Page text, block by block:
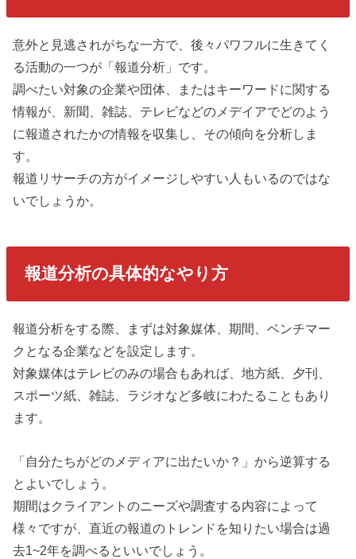
意外と見逃されがちな一方で、後々パワフルに生きてく
る活動の一つが「報道分析」です。
調べたい対象の企業や団体、またはキーワードに関する
情報が、新聞、雑誌、テレビなどのメデイアでどのよう
に報道されたかの情報を収集し、その傾向を分析しま
す。
報道リサーチの方がイメージしやすい人もいるのではな
いでしょうか。
報道分析の具体的なやり方
報道分析をする際、まずは対象媒体、期間、ベンチマー
クとなる企業などを設定します。
対象媒体はテレビのみの場合もあれば、地方紙、夕刊、
スポーツ紙、雑誌、ラジオなど多岐にわたることもあり
ます。
「自分たちがどのメディアに出たいか？」から逆算する
とよいでしょう。
期間はクライアントのニーズや調査する内容によって
様々ですが、直近の報道のトレンドを知りたい場合は過
去1~2年を調べるといいでしょう。